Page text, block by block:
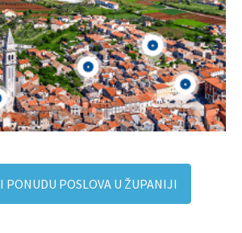
PONUDU POSLOVA U ŽUPANIJI